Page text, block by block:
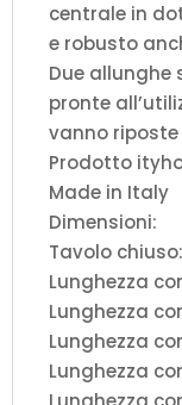
centrale in
e robusto
Due
pronte
vanno
Prodotto
Made in Italy
Dimensioni:
Tavolo
Lunghezza
Lunghezza
Lunghezza
Lunghezza